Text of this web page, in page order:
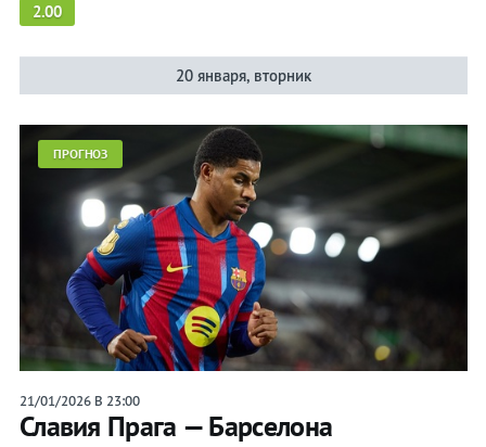
2.00
20 января, вторник
ПРОГНОЗ
21/01/2026 В 23:00
Славия Прага — Барселона